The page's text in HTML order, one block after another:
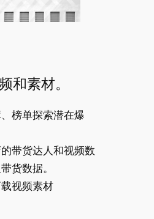
和素材。
榜单探索潜在爆
带货达人和视频数
货数据。
视频素材